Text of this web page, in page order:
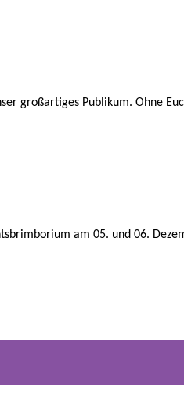
großartiges Publikum. Ohne
am 05. und 06.